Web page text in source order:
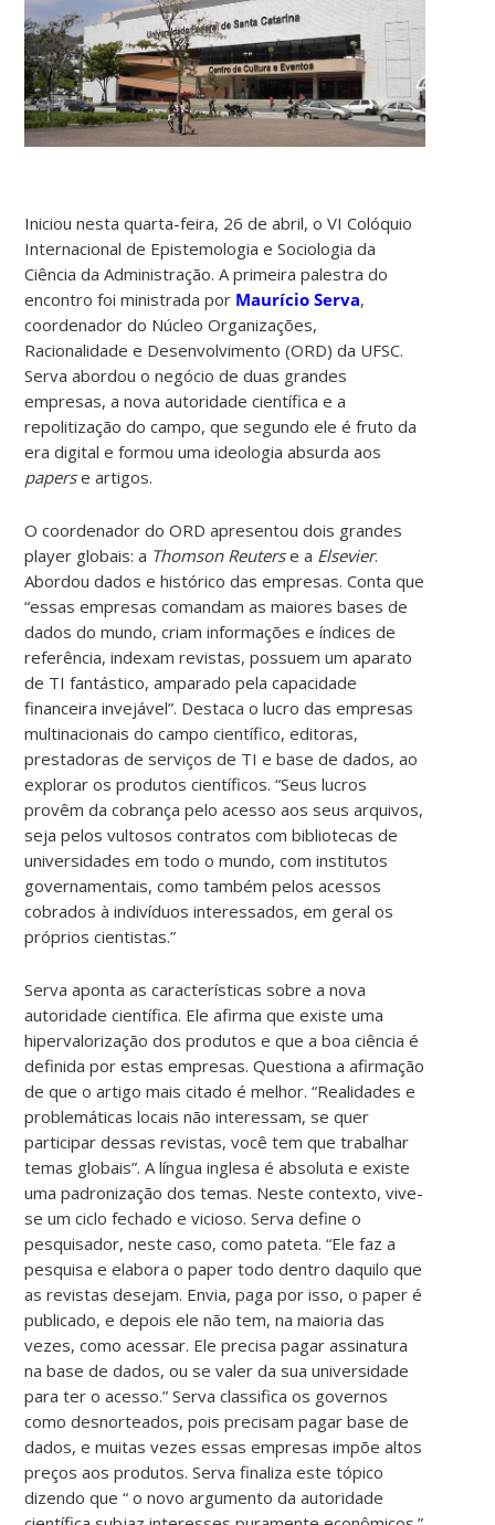
Iniciou nesta quarta-feira, 26 de abril, o VI Colóquio
Internacional de Epistemologia e Sociologia da
Ciência da Administração. A primeira palestra do
encontro foi ministrada por Maurício Serva,
coordenador do Núcleo Organizações,
Racionalidade e Desenvolvimento (ORD) da UFSC.
Serva abordou o negócio de duas grandes
empresas, a nova autoridade científica e a
repolitização do campo, que segundo ele é fruto da
era digital e formou uma ideologia absurda aos
paperse artigos.
O coordenador do ORD apresentou dois grandes
player globais: a Thomson Reuterse a Elsevier.
Abordou dados e histórico das empresas. Conta que
“essas empresas comandam as maiores bases de
dados do mundo, criam informações e índices de
referência, indexam revistas, possuem um aparato
de TI fantástico, amparado pela capacidade
financeira invejável”. Destaca o lucro das empresas
multinacionais do campo científico, editoras,
prestadoras de serviços de TI e base de dados, ao
explorar os produtos científicos. “Seus lucros
provêm da cobrança pelo acesso aos seus arquivos,
seja pelos vultosos contratos com bibliotecas de
universidades em todo o mundo, com institutos
governamentais, como também pelos acessos
cobrados à indivíduos interessados, em geral os
próprios cientistas.”
Serva aponta as características sobre a nova
autoridade científica. Ele afirma que existe uma
hipervalorização dos produtos e que a boa ciência é
definida por estas empresas. Questiona a afirmação
de que o artigo mais citado é melhor. “Realidades e
problemáticas locais não interessam, se quer
participar dessas revistas, você tem que trabalhar
temas globais”. A língua inglesa é absoluta e existe
uma padronização dos temas. Neste contexto, vive-
se um ciclo fechado e vicioso. Serva define o
pesquisador, neste caso, como pateta. “Ele faz a
pesquisa e elabora o paper todo dentro daquilo que
as revistas desejam. Envia, paga por isso, o paper é
publicado, e depois ele não tem, na maioria das
vezes, como acessar. Ele precisa pagar assinatura
na base de dados, ou se valer da sua universidade
para ter o acesso.” Serva classifica os governos
como desnorteados, pois precisam pagar base de
dados, e muitas vezes essas empresas impõe altos
preços aos produtos. Serva finaliza este tópico
dizendo que “ o novo argumento da autoridade